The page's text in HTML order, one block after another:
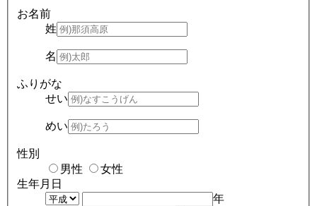
お名前
姓
名
ふりがな
せい
めい
性別
男性
女性
生年月日
年